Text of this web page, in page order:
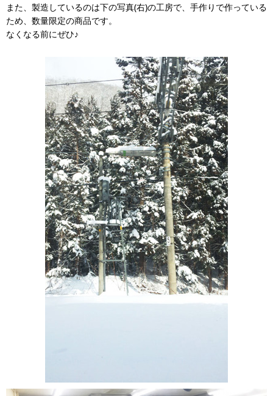
また、製造しているのは下の写真(右)の工房で、手作りで作っている
ため、数量限定の商品です。
なくなる前にぜひ♪